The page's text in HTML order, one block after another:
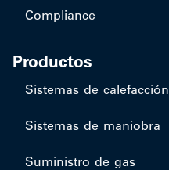
Compliance
Productos
​Sistemas de calefacción
Sistemas de maniobra
Suministro de gas